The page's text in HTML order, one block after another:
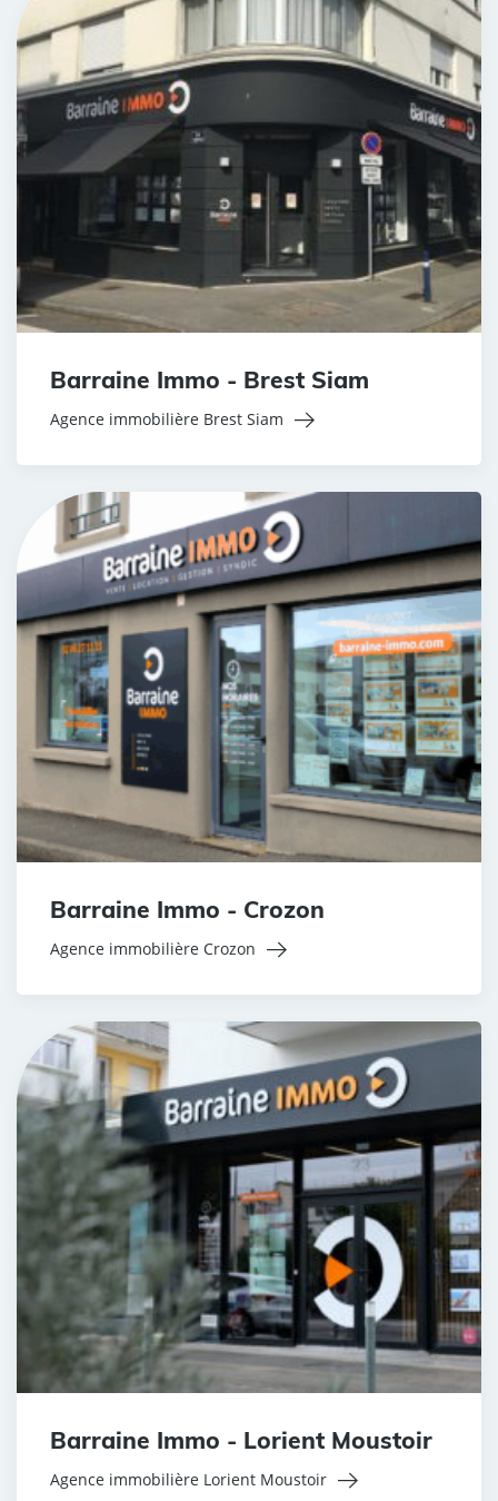
Barraine Immo - Brest Siam
Agence immobilière Brest Siam
Barraine Immo - Crozon
Agence immobilière Crozon
Barraine Immo - Lorient Moustoir
Agence immobilière Lorient Moustoir